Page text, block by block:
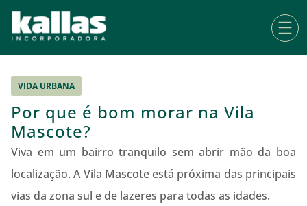
VIDA URBANA
Por que é bom morar na Vila
Mascote?
Viva em um bairro tranquilo sem abrir mão da boa
localização. A Vila Mascote está próxima das principais
vias da zona sul e de lazeres para todas as idades.